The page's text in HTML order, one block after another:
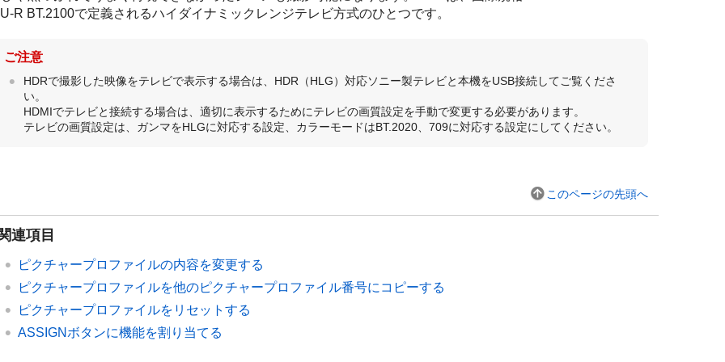
R BT.2100で定義されるハイダイナミックレンジテレビ方式のひとつです。
ご注意
HDRで撮影した映像をテレビで表示する場合は、HDR（HLG）対応ソニー製テレビと本機をUSB接続してご覧くださ
い。
HDMIでテレビと接続する場合は、適切に表示するためにテレビの画質設定を手動で変更する必要があります。
テレビの画質設定は、ガンマをHLGに対応する設定、カラーモードはBT.2020、709に対応する設定にしてください。
このページの先頭へ
連項目
ピクチャープロファイルの内容を変更する
ピクチャープロファイルを他のピクチャープロファイル番号にコピーする
ピクチャープロファイルをリセットする
ASSIGNボタンに機能を割り当てる